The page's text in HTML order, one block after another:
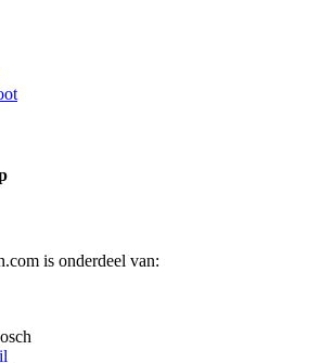
is onderdeel van: